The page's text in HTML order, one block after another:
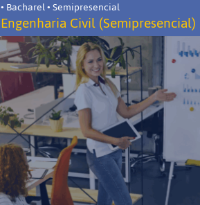
• Bacharel • Semipresencial
Engenharia Civil (Semipresencial)